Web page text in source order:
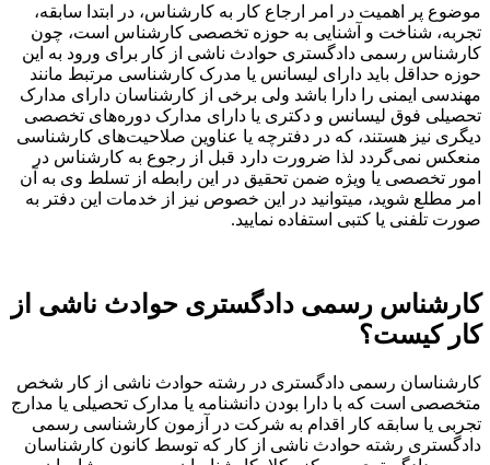
پر اهمیت در امر ارجاع کار به کارشناس، در ابتدا سابقه،
شناخت و آشنایی به حوزه تخصصی کارشناس است، چون
رسمی دادگستری حوادث ناشی از کار برای ورود به این
حداقل باید دارای لیسانس یا مدرک کارشناسی مرتبط مانند
ایمنی را دارا باشد ولی برخی از کارشناسان دارای مدارک
فوق لیسانس و دکتری یا دارای مدارک دوره‌های تخصصی
نیز هستند، که در دفترچه یا عناوین صلاحیت‌های کارشناسی
نمی‌گردد لذا ضرورت دارد قبل از رجوع به کارشناس در
تخصصی یا ویژه ضمن تحقیق در این رابطه از تسلط وی به آن
مطلع شوید، میتوانید در این خصوص نیز از خدمات این دفتر به
تلفنی یا کتبی استفاده نمایید.
رسمی دادگستری حوادث ناشی از
کیست؟
رسمی دادگستری در رشته حوادث ناشی از کار شخص
است که با دارا بودن دانشنامه یا مدارک تحصیلی یا مدارج
یا سابقه کار اقدام به شرکت در آزمون کارشناسی رسمی
رشته حوادث ناشی از کار که توسط کانون کارشناسان